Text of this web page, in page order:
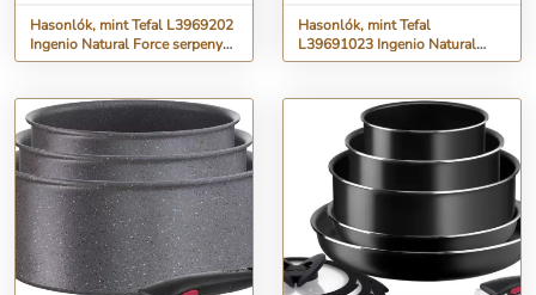
Hasonlók, mint Tefal L3969202
Ingenio Natural Force serpenyő
szett, 3 db
Hasonlók, mint Tefal
L39691023 Ingenio Natural
Force serpenyő szett, 3 db